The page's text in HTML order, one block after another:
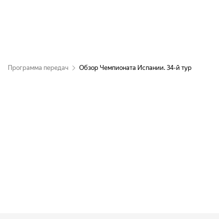
Программа передач Обзор Чемпионата Испании. 34-й тур